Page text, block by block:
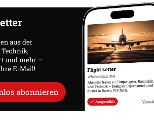
aus der
und mehr –
E-Mail!
abonnieren